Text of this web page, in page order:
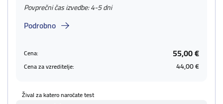
Povprečni čas izvedbe: 4-5 dni
Podrobno
Cena: 55,00 €
Cena za vzreditelje: 44,00 €
Žival za katero naročate test